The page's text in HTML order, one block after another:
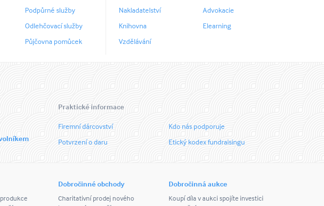
Podpůrné služby
Odlehčovací služby
Půjčovna pomůcek
Nakladatelství
Knihovna
Vzdělávání
Advokacie
Elearning
Praktické informace
Firemní dárcovství
Potvrzení o daru
Kdo nás podporuje
Etický kodex fundraisingu
Dobročinné obchody
Charitativní prodej nového
Dobročinná aukce
Koupí díla v aukci spojíte investici